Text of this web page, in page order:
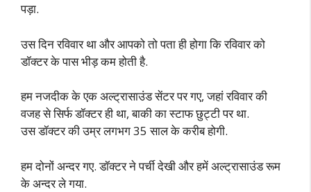
पड़ा.
उस दिन रविवार था और आपको तो पता ही होगा कि रविवार को
डॉक्टर के पास भीड़ कम होती है.
हम नजदीक के एक अल्ट्रासाउंड सेंटर पर गए, जहां रविवार की
वजह से सिर्फ डॉक्टर ही था, बाकी का स्टाफ छुट्टी पर था.
उस डॉक्टर की उम्र लगभग 35 साल के करीब होगी.
हम दोनों अन्दर गए. डॉक्टर ने पर्ची देखी और हमें अल्ट्रासाउंड रूम
के अन्दर ले गया.